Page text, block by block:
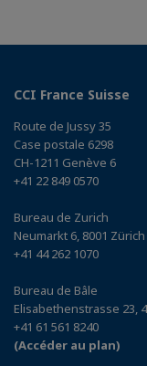
CCI France Suisse
Route de Jussy 35
Case postale 6298
CH-1211 Genève 6
+41 22 849 0570
Bureau de Zurich
Neumarkt 6, 8001 Zürich
+41 44 262 1070
Bureau de Bâle
Elisabethenstrasse 23,
+41 61 561 8240
(Accéder au plan)